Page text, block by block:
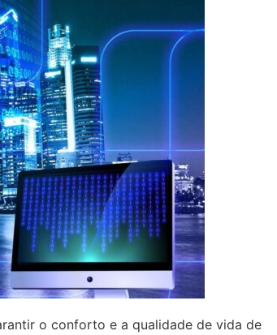
o conforto e a qualidade de vida de